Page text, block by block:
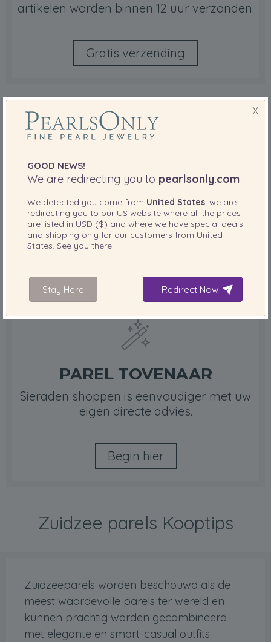
artikelen worden binnen 12 uur verzonden.
Gratis verzending
GRATIS GESCHENKEN
bij elke bestelling van meer dan 189.00 €.
PAREL TOVENAAR
Sieraden shoppen is eenvoudiger met uw
eigen directe advies.
Begin hier
Zuidzee parels Kooptips
Zuidzeeparels worden beschouwd als de
meest waardevolle parels ter wereld en
kunnen prachtig worden gecombineerd
met elegante en smart-casual outfits.
X
GOOD NEWS!
We are redirecting you to pearlsonly.com
We detected you come from United States, we are
redirecting you to our US website where all the prices
are listed in USD ($) and where we have special deals
and shipping only for our customers from United
States. See you there!
Stay Here Redirect Now